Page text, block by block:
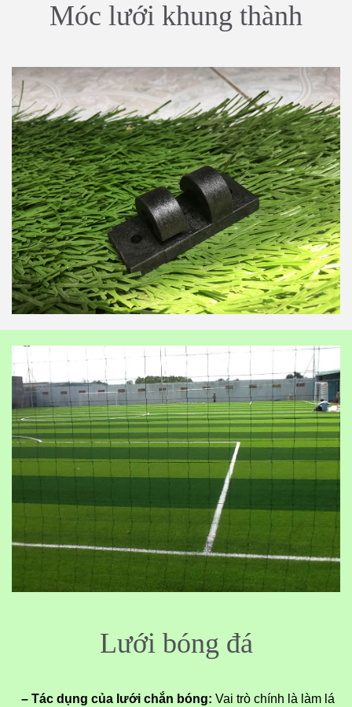
Móc lưới khung thành
Lưới bóng đá
– Tác dụng của lưới chắn bóng: Vai trò chính là làm lá